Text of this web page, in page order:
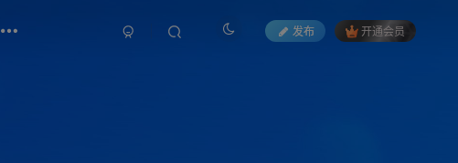
发布 开通会员